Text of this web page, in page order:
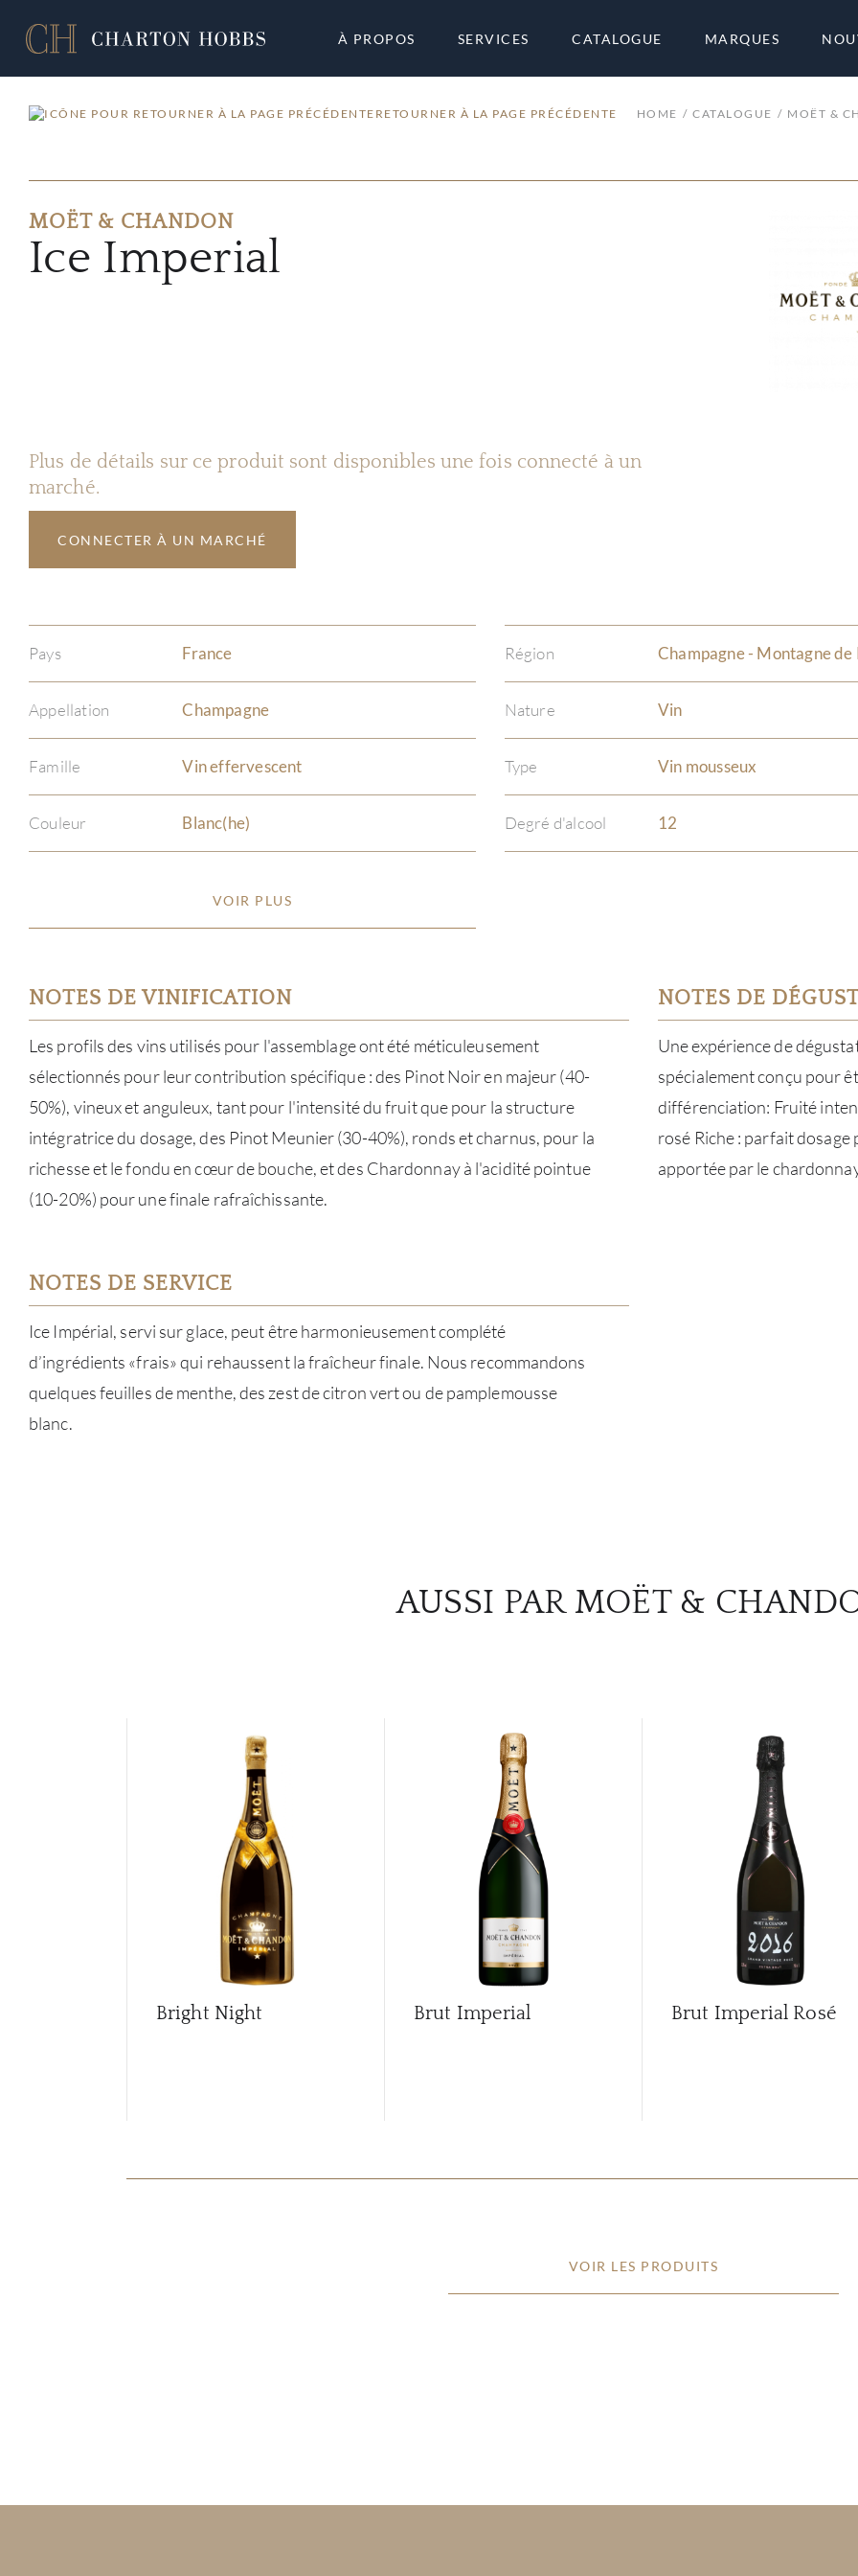
À PROPOS SERVICES CATALOGUE MARQUES
RETOURNER À LA PAGE PRÉCÉDENTE HOME CATALOGUE MOËT &
MOËT & CHANDON
Ice Imperial
Plus de détails sur ce produit sont disponibles une fois connecté à un
marché.
CONNECTER À UN MARCHÉ
Pays France Région Champagne - Montagne de
Appellation Champagne Nature Vin
Famille Vin effervescent Type Vin mousseux
Couleur Blanc(he) Degré d'alcool 12
VOIR PLUS
NOTES DE VINIFICATION
Les profils des vins utilisés pour l'assemblage ont été méticuleusement
sélectionnés pour leur contribution spécifique : des Pinot Noir en majeur (40-
50%), vineux et anguleux, tant pour l'intensité du fruit que pour la structure
intégratrice du dosage, des Pinot Meunier (30-40%), ronds et charnus, pour la
richesse et le fondu en cœur de bouche, et des Chardonnay à l'acidité pointue
(10-20%) pour une finale rafraîchissante.
NOTES DE
Une expérience de
spécialement conçu pour
différenciation: Fruité
rosé Riche : parfait
apportée par le
NOTES DE SERVICE
Ice Impérial, servi sur glace, peut être harmonieusement complété
d’ingrédients «frais» qui rehaussent la fraîcheur finale. Nous recommandons
quelques feuilles de menthe, des zest de citron vert ou de pamplemousse
blanc.
AUSSI PAR MOËT &
Bright Night Brut Imperial Brut Imperial Rosé
VOIR LES PRODUITS